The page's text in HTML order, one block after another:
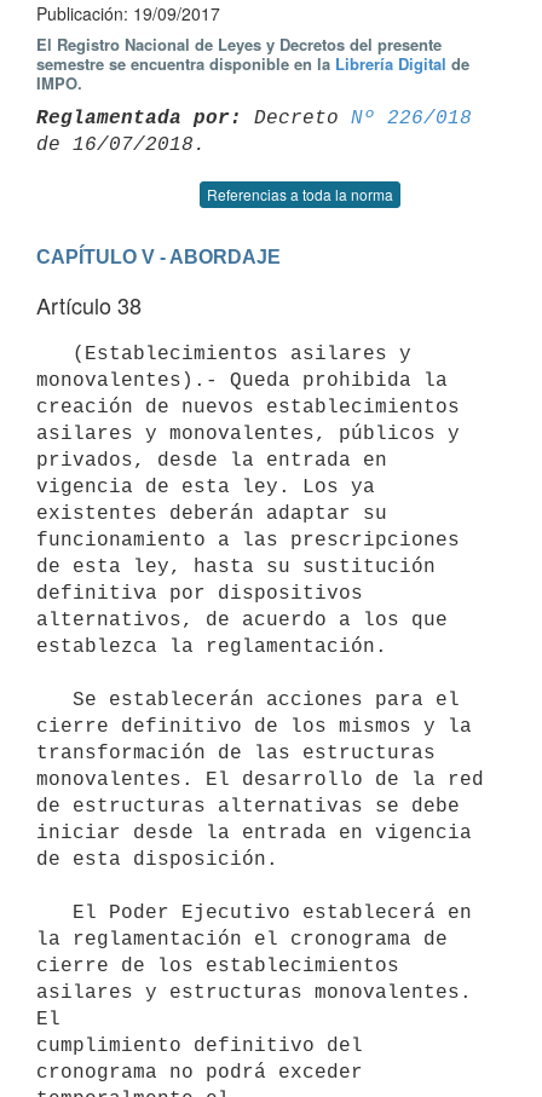
Publicación: 19/09/2017
El Registro Nacional de Leyes y Decretos del presente
semestre se encuentra disponible en la Librería Digital de
IMPO.
Reglamentada por: Decreto Nº 226/018
Referencias a toda la norma
CAPÍTULO V - ABORDAJE
Artículo 38
monovalentes).- Queda prohibida la
creación de nuevos establecimientos
asilares y monovalentes, públicos y
privados, desde la entrada en
vigencia de esta ley. Los ya
existentes deberán adaptar su
funcionamiento a las prescripciones
de esta ley, hasta su sustitución
definitiva por dispositivos
alternativos, de acuerdo a los que
establezca la reglamentación.
cierre definitivo de los mismos y la
transformación de las estructuras
monovalentes. El desarrollo de la red
de estructuras alternativas se debe
iniciar desde la entrada en vigencia
de esta disposición.
la reglamentación el cronograma de
cierre de los establecimientos
asilares y estructuras monovalentes.
El
cumplimiento definitivo del
cronograma no podrá exceder